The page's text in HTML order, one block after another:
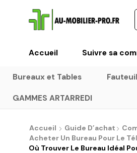
Accueil Suivre sa
Bureaux et Tables
GAMMES ARTARREDI
Accueil Guide D’achat
Acheter Un Bureau Pour Le
Où Trouver Le Bureau Idéal